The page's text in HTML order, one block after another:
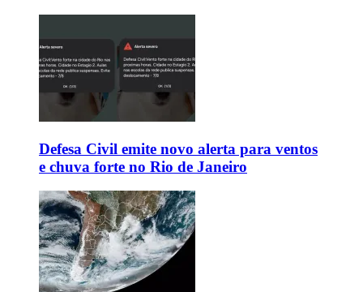
Defesa Civil emite novo alerta para ventos
e chuva forte no Rio de Janeiro